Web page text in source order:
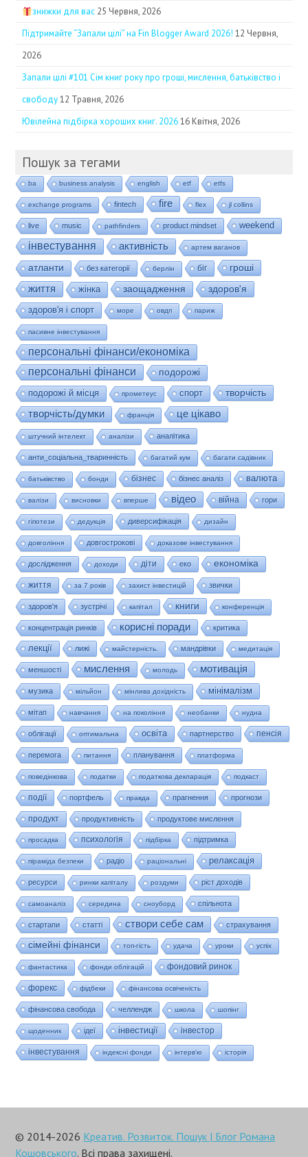
знижки для вас 25 Червня, 2026
Підтримайте “Запали цілі” на Fin Blogger Award 2026! 12 Червня,
2026
Запали цілі #101 Сім книг року про гроші, мислення, батьківство і
свободу 12 Травня, 2026
Ювілейна підбірка хороших книг. 2026 16 Квітня, 2026
Пошук за тегами
ba business analysis english etf etfs
exchange programs fintech fire flex jl collins
live music pathfinders product mindset weekend
інвестування активність артем ваганов
атланти без категорії берлін біг гроші
життя жінка заощадження здоров'я
здоров'я і спорт море овдп париж
пасивне інвестування
персональні фінанси/економіка
персональні фінанси
подорожі
подорожі й місця
прометеус спорт
творчість
творчість/думки
франція це цікаво
штучний інтелект аналізи аналітика
анти_соціальна_тваринність багатий кум багати садівник
батьківство бонди бізнес бізнес аналіз валюта
валізи висновки вперше відео війна гори
гіпотези дедукція диверсифікація дизайн
довгоління довгострокові доказове інвестування
дослідження доходи діти еко економіка
життя за 7 років захист інвестицій звички
здоров'я зустрічі капітал книги конференція
концентрація ринків корисні поради критика
лекції лижі майстерність. мандрівки медитація
меншості мислення молодь мотивація
музика мільйон мінлива дохідність мінімалізм
мітап навчання на покоління необанки нудна
облігації оптимальна освіта партнерство пенсія
перемога питання планування платформа
поведінкова податки податкова декларація подкаст
події портфель правда прагнення прогнози
продукт продуктивність продуктове мислення
просадка психологія підбірка підтримка
піраміда безпеки радіо раціональні релаксація
ресурси ринки капіталу роздуми ріст доходів
самоаналіз середина сноуборд спільнота
стартапи статті створи себе сам страхування
сімейні фінанси топ-гість удача уроки успіх
фантастика фонди облігацій фондовий ринок
форекс фідбеки фінансова освіченість
фінансова свобода челлендж школа шопінг
щоденник ідеї інвестиції інвестор
інвестування індексні фонди інтерв'ю історія
© 2014-2026 Креатив. Розвиток. Пошук | Блог Романа
Кошовського. Всі права захищені.